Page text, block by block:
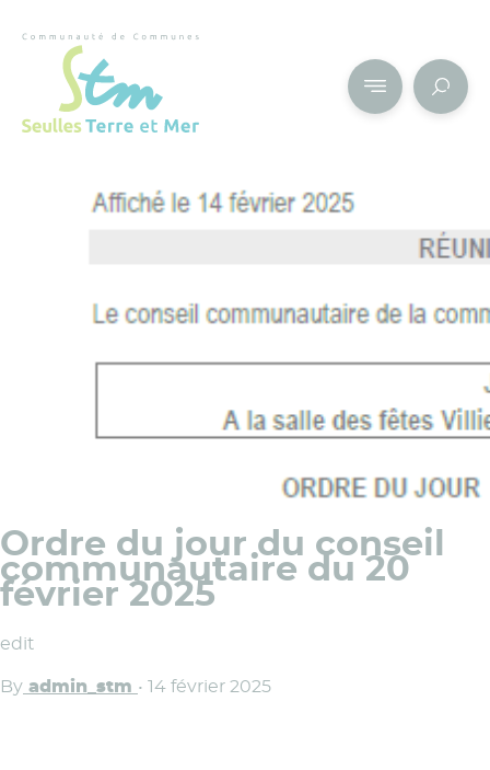
Ordre du jour du conseil
communautaire du 20
février 2025
edit
By admin_stm • 14 février 2025